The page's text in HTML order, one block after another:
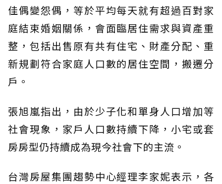
佳偶變怨偶，等於平均每天就有超過百對家
庭結束婚姻關係，會面臨居住需求與資產重
整，包括出售原有共有住宅、財產分配、重
新規劃符合家庭人口數的居住空間，搬遷分
戶。
張旭嵐指出，由於少子化和單身人口增加等
社會現象，家戶人口數持續下降，小宅或套
房房型仍持續成為現今社會下的主流。
台灣房屋集團趨勢中心經理李家妮表示，各